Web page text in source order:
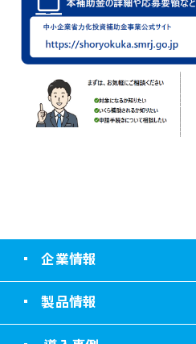
企業情報
製品情報